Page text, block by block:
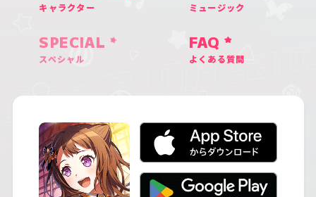
キャラクター ミュージック
SPECIAL
スペシャル
FAQ
よくある質問